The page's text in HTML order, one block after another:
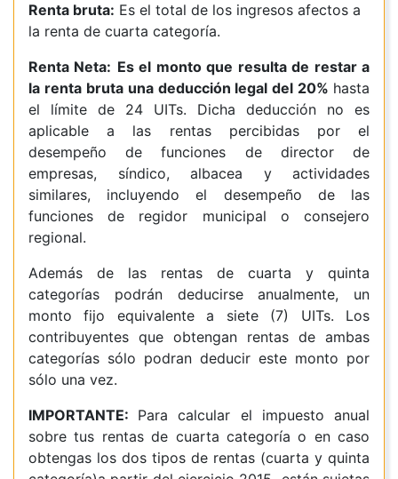
Renta bruta: Es el total de los ingresos afectos a
la renta de cuarta categoría.
Renta Neta: Es el monto que resulta de restar a
la renta bruta una deducción legal del 20% hasta
el límite de 24 UITs. Dicha deducción no es
aplicable a las rentas percibidas por el
desempeño de funciones de director de
empresas, síndico, albacea y actividades
similares, incluyendo el desempeño de las
funciones de regidor municipal o consejero
regional.
Además de las rentas de cuarta y quinta
categorías podrán deducirse anualmente, un
monto fijo equivalente a siete (7) UITs. Los
contribuyentes que obtengan rentas de ambas
categorías sólo podran deducir este monto por
sólo una vez.
IMPORTANTE: Para calcular el impuesto anual
sobre tus rentas de cuarta categoría o en caso
obtengas los dos tipos de rentas (cuarta y quinta